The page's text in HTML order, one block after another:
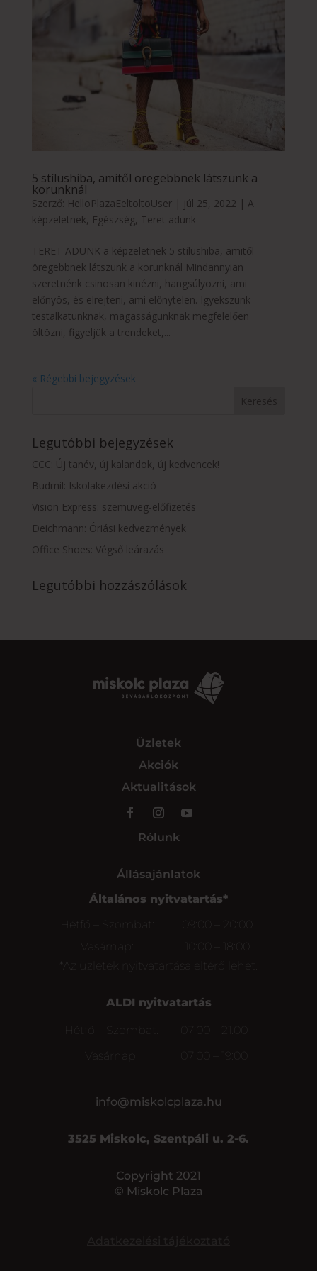
5 stílushiba, amitől öregebbnek látszunk a
korunknál
Szerző: HelloPlazaEeltoltoUser| júl 25, 2022| A
képzeletnek, Egészség, Teret adunk
TERET ADUNK a képzeletnek 5 stílushiba, amitől
öregebbnek látszunk a korunknál Mindannyian
szeretnénk csinosan kinézni, hangsúlyozni, ami
előnyös, és elrejteni, ami előnytelen. Igyekszünk
testalkatunknak, magasságunknak megfelelően
öltözni, figyeljük a trendeket,...
« Régebbi bejegyzések
Legutóbbi bejegyzések
CCC: Új tanév, új kalandok, új kedvencek!
Budmil: Iskolakezdési akció
Vision Express: szemüveg-előfizetés
Deichmann: Óriási kedvezmények
Office Shoes: Végső leárazás
Legutóbbi hozzászólások
Üzletek
Akciók
Aktualitások
Rólunk
Állásajánlatok
Általános nyitvatartás*
Hétfő – Szombat:
09:00 – 20:00
Vasárnap:
*Az üzletek nyitvatartása eltérő lehet.
ALDI nyitvatartás
Hétfő – Szombat:
07:00 – 21:00
Vasárnap:
info@miskolcplaza.hu
3525 Miskolc, Szentpáli u. 2-6.
Copyright 2021
© Miskolc Plaza